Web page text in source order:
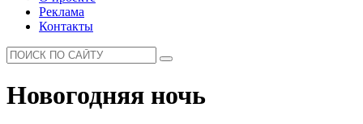
Реклама
Контакты
Новогодняя ночь